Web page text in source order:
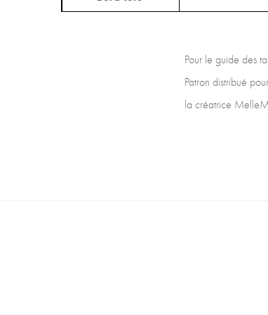
Pour le guide des
Patron distribué
la créatrice